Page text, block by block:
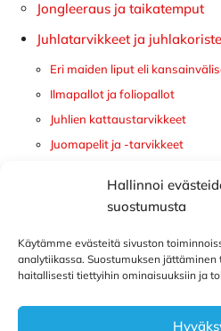
Hallinnoi
suostumusta
Käytämme evästeitä sivuston
analytiikassa. Suostumuksen
haitallisesti tiettyihin ominaisuuksiin ja
Jongleeraus ja taikatemput
Juhlatarvikkeet ja
Eri maiden liput eli
Ilmapallot ja foliopallot
Juhlien kattaustarvikkeet
Juomapelit ja -tarvikkeet
Kynttilät ja kakun koristeet
Olkanauhat ja juhlapäähineet
Oviverhot ja lippuviirit